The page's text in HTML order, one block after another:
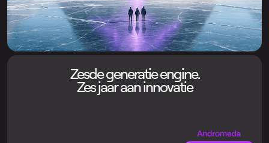
Zesde generatie engine.
Zes jaar aan innovatie